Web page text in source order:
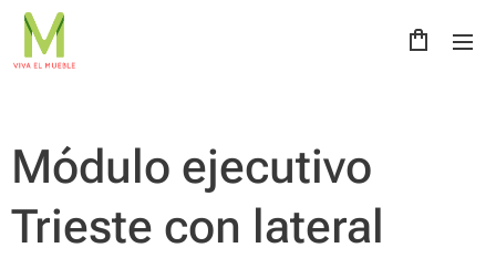
Módulo ejecutivo
Trieste con lateral